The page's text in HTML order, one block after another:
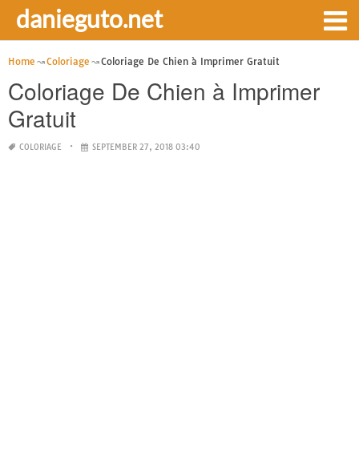
danieguto.net
Home Coloriage Coloriage De Chien à Imprimer Gratuit
Coloriage De Chien à Imprimer
Gratuit
COLORIAGE SEPTEMBER 27, 2018 03:40